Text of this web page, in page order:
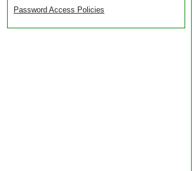
Password Access Policies